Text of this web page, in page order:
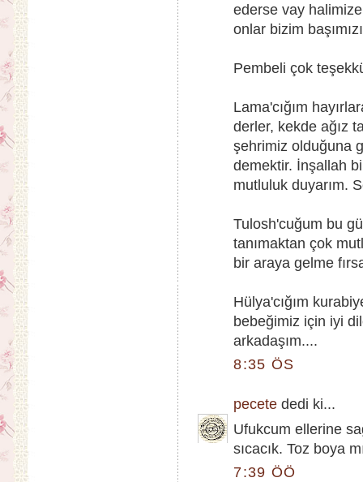
ederse vay
onlar bizim
Pembeli çok
Lama'cığım
derler, kekde ağız
şehrimiz olduğuna
demektir. İnşallah
mutluluk duyarım.
Tulosh'cuğum bu
tanımaktan çok
bir araya gelme
Hülya'cığım
bebeğimiz için iyi
arkadaşım....
8:35 ÖS
pecete dedi ki...
Ufukcum ellerine
sıcacık. Toz boya
7:39 ÖÖ